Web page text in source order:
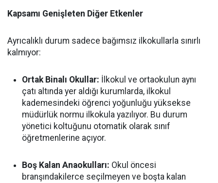
Kapsamı Genişleten Diğer Etkenler
Ayrıcalıklı durum sadece bağımsız ilkokullarla sınırlı
kalmıyor:
Ortak Binalı Okullar: İlkokul ve ortaokulun aynı
çatı altında yer aldığı kurumlarda, ilkokul
kademesindeki öğrenci yoğunluğu yüksekse
müdürlük normu ilkokula yazılıyor. Bu durum
yönetici koltuğunu otomatik olarak sınıf
öğretmenlerine açıyor.
Boş Kalan Anaokulları: Okul öncesi
branşındakilerce seçilmeyen ve boşta kalan